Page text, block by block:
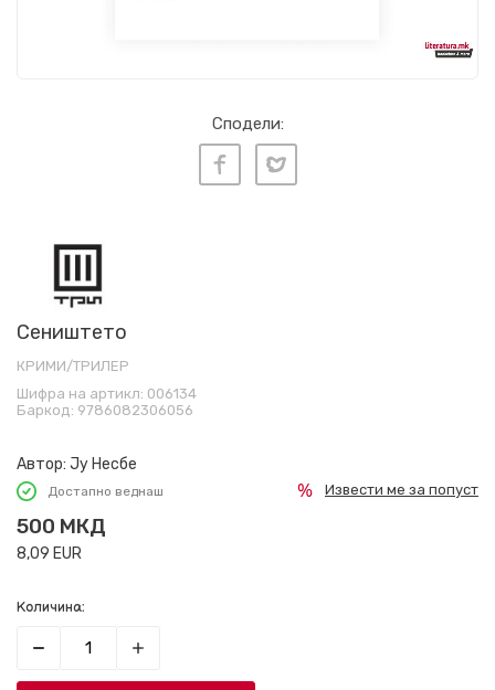
Сподели:
Сеништето
КРИМИ/ТРИЛЕР
Шифра на артикл: 006134
Баркод: 9786082306056
Автор: Ју Несбе
Достапно веднаш
500 МКД
8,09 EUR
Извести ме за попуст
Количина: